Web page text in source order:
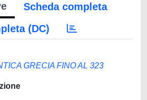
Scheda completa
(DC)
GRECIA FINO AL 323